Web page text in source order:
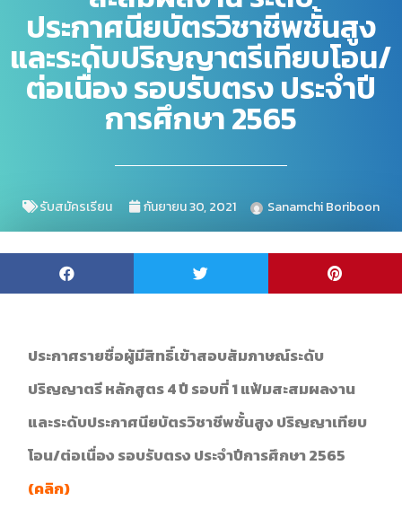
ประกาศนียบัตรวิชาชีพชั้นสูง
และระดับปริญญาตรีเทียบโอน/
ต่อเนื่อง รอบรับตรง ประจำปี
การศึกษา 2565
รับสมัครเรียน กันยายน 30, 2021 Sanamchi Boriboon
ประกาศรายชื่อผู้มีสิทธิ์เข้าสอบสัมภาษณ์ระดับ
ปริญญาตรี หลักสูตร 4 ปี รอบที่ 1 แฟ้มสะสมผลงาน
และระดับประกาศนียบัตรวิชาชีพชั้นสูง ปริญญาเทียบ
โอน/ต่อเนื่อง รอบรับตรง ประจำปีการศึกษา 2565
(คลิก)